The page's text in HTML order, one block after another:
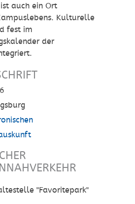
auch ein Ort
Kulturelle
fest im
der
"Favoritepark"